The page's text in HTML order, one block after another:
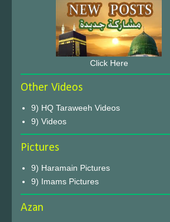
Click Here
Other Videos
9) HQ Taraweeh Videos
9) Videos
Pictures
9) Haramain Pictures
9) Imams Pictures
Azan